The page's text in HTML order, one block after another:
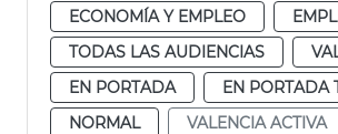
ECONOMÍA Y EMPLEO
TODAS LAS AUDIENCIAS
EN PORTADA
EN PORTADA
NORMAL
VALENCIA ACTIVA